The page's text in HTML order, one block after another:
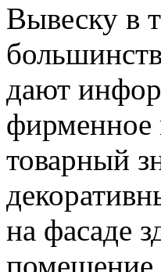
Вывеску в
дают
фирменное
товарный
на фасаде
помещение